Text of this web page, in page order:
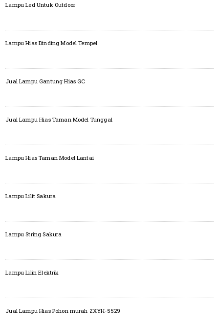
Lampu Led Untuk Outdoor
Lampu Hias Dinding Model Tempel
Jual Lampu Gantung Hias GC
Jual Lampu Hias Taman Model Tunggal
Lampu Hias Taman Model Lantai
Lampu Lilit Sakura
Lampu String Sakura
Lampu Lilin Elektrik
Jual Lampu Hias Pohon murah ZXYH-5529